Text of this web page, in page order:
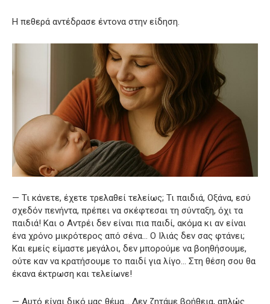
Η πεθερά αντέδρασε έντονα στην είδηση.
— Τι κάνετε, έχετε τρελαθεί τελείως; Τι παιδιά, Οξάνα, εσύ
σχεδόν πενήντα, πρέπει να σκέφτεσαι τη σύνταξη, όχι τα
παιδιά! Και ο Αντρέι δεν είναι πια παιδί, ακόμα κι αν είναι
ένα χρόνο μικρότερος από σένα… Ο Ιλιάς δεν σας φτάνει;
Και εμείς είμαστε μεγάλοι, δεν μπορούμε να βοηθήσουμε,
ούτε καν να κρατήσουμε το παιδί για λίγο… Στη θέση σου θα
έκανα έκτρωση και τελείωνε!
— Αυτό είναι δικό μας θέμα… Δεν ζητάμε βοήθεια, απλώς